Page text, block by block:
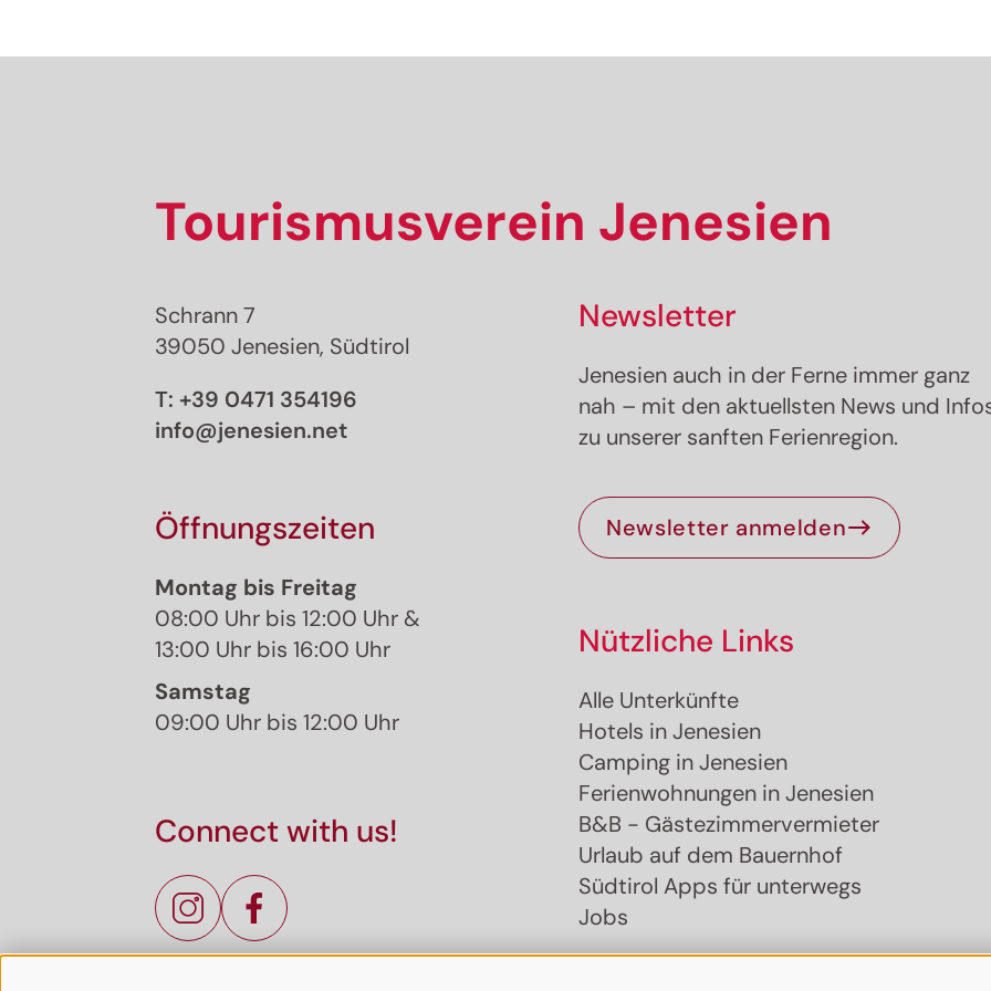
Tourismusverein Jenesien
Schrann 7
39050 Jenesien, Südtirol
T: +39 0471 354196
info@jenesien.net
Öffnungszeiten
Montag bis Freitag
08:00 Uhr bis 12:00 Uhr &
13:00 Uhr bis 16:00 Uhr
Samstag
09:00 Uhr bis 12:00 Uhr
Connect with us!
Newsletter
Jenesien auch in der Ferne immer ganz
nah – mit den aktuellsten News und
zu unserer sanften Ferienregion.
Newsletter anmelden
Nützliche Links
Alle Unterkünfte
Hotels in Jenesien
Camping in Jenesien
Ferienwohnungen in Jenesien
B&B - Gästezimmervermieter
Urlaub auf dem Bauernhof
Südtirol Apps für unterwegs
Jobs